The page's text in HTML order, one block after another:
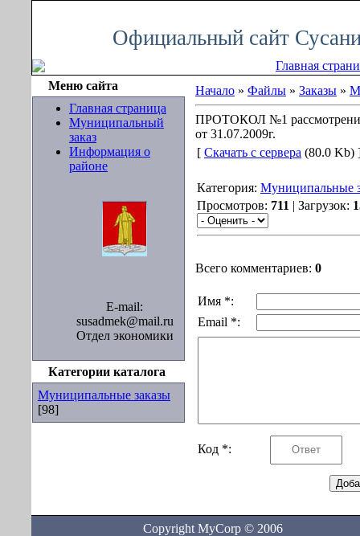
Официальный сайт
Главная
Меню сайта
Главная страница
Муниципальный
заказ
Информация о
районе
E-mail:
susadmek@mail.ru
Отдел экономики
Категории каталога
Муниципальные заказы
[98]
Начало » Файлы » Заказы »
ПРОТОКОЛ №1 рассмотрения
от 31.07.2009г.
[ Скачать с сервера (80.0 Kb)
Категория: Муниципальные
Просмотров: 711 | Загрузок:
Всего комментариев: 0
Имя *:
Email *:
Код *:
Copyright MyCorp © 2006